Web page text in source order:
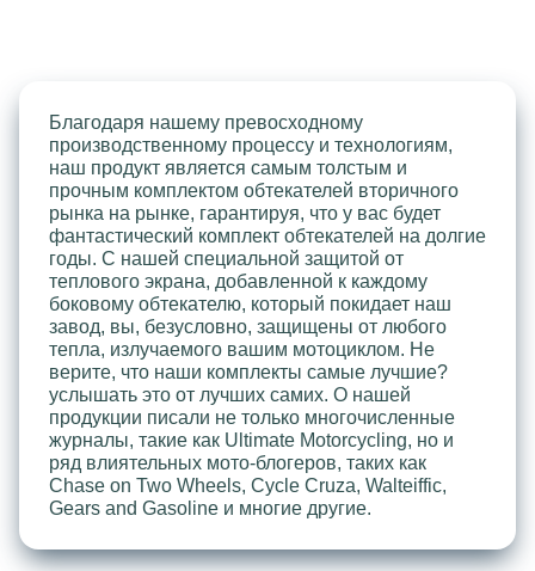
Благодаря нашему превосходному
производственному процессу и технологиям,
наш продукт является самым толстым и
прочным комплектом обтекателей вторичного
рынка на рынке, гарантируя, что у вас будет
фантастический комплект обтекателей на долгие
годы. С нашей специальной защитой от
теплового экрана, добавленной к каждому
боковому обтекателю, который покидает наш
завод, вы, безусловно, защищены от любого
тепла, излучаемого вашим мотоциклом. Не
верите, что наши комплекты самые лучшие?
услышать это от лучших самих. О нашей
продукции писали не только многочисленные
журналы, такие как Ultimate Motorcycling, но и
ряд влиятельных мото-блогеров, таких как
Chase on Two Wheels, Cycle Cruza, Walteiffic,
Gears and Gasoline и многие другие.